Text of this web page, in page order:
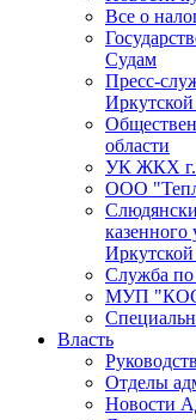
Все о
Судам
Пресс-
Иркутской
области
УК ЖКХ г.
ООО
Иркутской
Служба по
МУП
Власть
Отделы
Новости